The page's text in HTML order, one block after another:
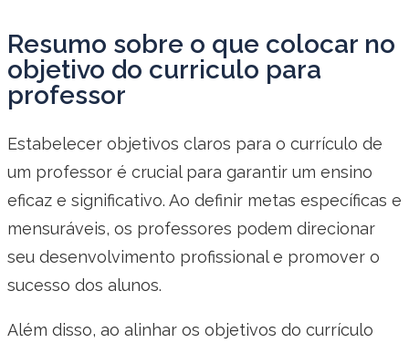
Resumo sobre o que colocar no
objetivo do curriculo para
professor
Estabelecer objetivos claros para o currículo de
um professor é crucial para garantir um ensino
eficaz e significativo. Ao definir metas específicas e
mensuráveis, os professores podem direcionar
seu desenvolvimento profissional e promover o
sucesso dos alunos.
Além disso, ao alinhar os objetivos do currículo